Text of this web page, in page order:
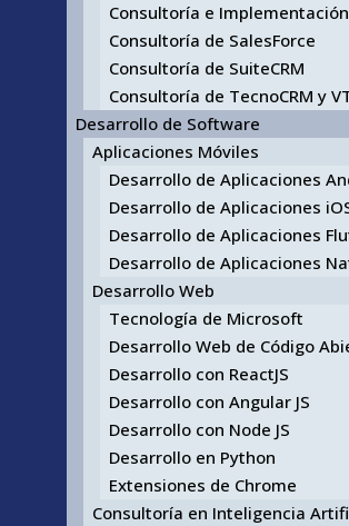
Consultoría e Implementación
Consultoría de SalesForce
Consultoría de SuiteCRM
Consultoría de TecnoCRM y
Desarrollo de Software
Aplicaciones Móviles
Desarrollo de Aplicaciones
Desarrollo de Aplicaciones
Desarrollo de Aplicaciones
Desarrollo de Aplicaciones
Desarrollo Web
Tecnología de Microsoft
Desarrollo Web de Código
Desarrollo con ReactJS
Desarrollo con Angular JS
Desarrollo con Node JS
Desarrollo en Python
Extensiones de Chrome
Consultoría en Inteligencia